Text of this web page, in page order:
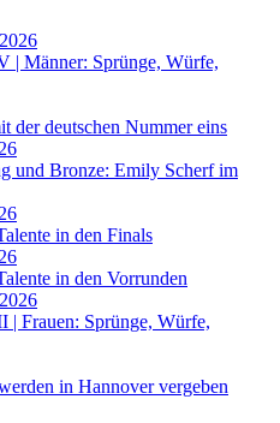
| Männer: Sprünge, Würfe,
deutschen Nummer eins
und Bronze: Emily Scherf im
in den Finals
in den Vorrunden
| Frauen: Sprünge, Würfe,
in Hannover vergeben